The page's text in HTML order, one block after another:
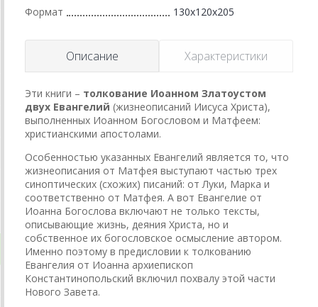
Формат 130x120x205
Описание Характеристики
Эти книги – толкование Иоанном Златоустом
двух Евангелий (жизнеописаний Иисуса Христа),
выполненных Иоанном Богословом и Матфеем:
христианскими апостолами.
Особенностью указанных Евангелий является то, что
жизнеописания от Матфея выступают частью трех
синоптических (схожих) писаний: от Луки, Марка и
соответственно от Матфея. А вот Евангелие от
Иоанна Богослова включают не только тексты,
описывающие жизнь, деяния Христа, но и
собственное их богословское осмысление автором.
Именно поэтому в предисловии к толкованию
Евангелия от Иоанна архиепископ
Константинопольский включил похвалу этой части
Нового Завета.